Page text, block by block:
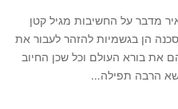
מדבר על החשיבות מגיל קטן
הן בגשמיות להזהר לעבור את
את בורא העולם וכל שכן החיוב
הרבה תפילה…